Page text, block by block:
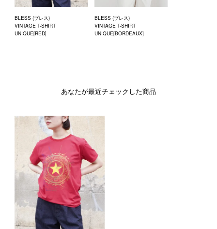
BLESS (ブレス)
VINTAGE T-SHIRT
UNIQUE[RED]
BLESS (ブレス)
VINTAGE T-SHIRT
UNIQUE[BORDEAUX]
あなたが最近チェックした商品